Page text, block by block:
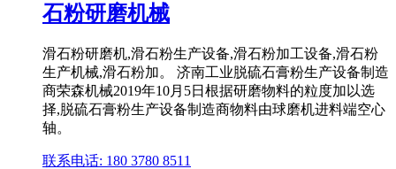
石粉研磨机械
滑石粉研磨机,滑石粉生产设备,滑石粉加工设备,滑石粉
生产机械,滑石粉加。 济南工业脱硫石膏粉生产设备制造
商荣森机械2019年10月5日根据研磨物料的粒度加以选
择,脱硫石膏粉生产设备制造商物料由球磨机进料端空心
轴。
联系电话: 180 3780 8511